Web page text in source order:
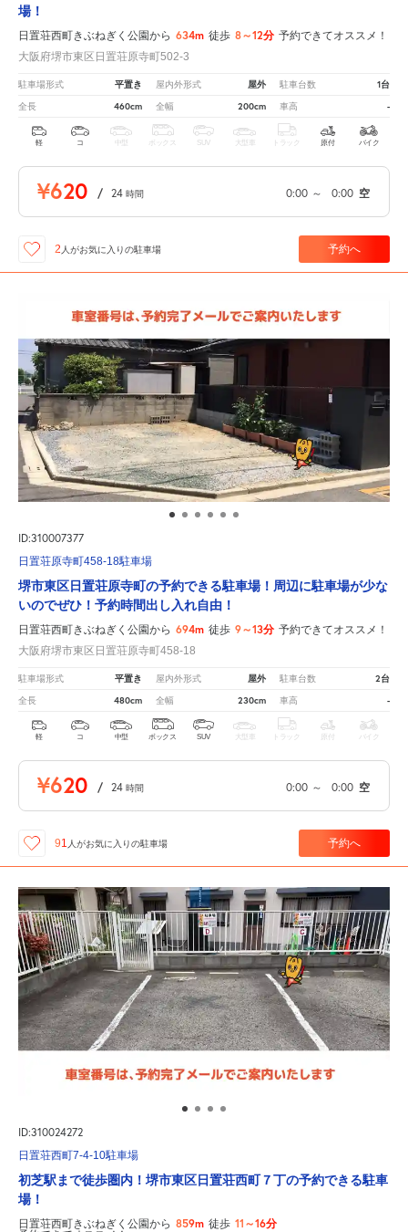
場！
日置荘西町きぶねぎく公園から 634m 徒歩 8～12分 予約できてオススメ！
大阪府堺市東区日置荘原寺町502-3
駐車場形式 平置き 屋内外形式 屋外 駐車台数 1台
全長 460cm 全幅 200cm 車高 -
軽 コ 中型 ボックス SUV 大型車 トラック 原付 バイク
¥620 / 24 時間 0:00 ～ 0:00 空
2 人がお気に入りの駐車場 予約へ
ID:310007377
日置荘原寺町458-18駐車場
堺市東区日置荘原寺町の予約できる駐車場！周辺に駐車場が少な
いのでぜひ！予約時間出し入れ自由！
日置荘西町きぶねぎく公園から 694m 徒歩 9～13分 予約できてオススメ！
大阪府堺市東区日置荘原寺町458-18
駐車場形式 平置き 屋内外形式 屋外 駐車台数 2台
全長 480cm 全幅 230cm 車高 -
軽 コ 中型 ボックス SUV 大型車 トラック 原付 バイク
¥620 / 24 時間 0:00 ～ 0:00 空
91 人がお気に入りの駐車場 予約へ
ID:310024272
日置荘西町7-4-10駐車場
初芝駅まで徒歩圏内！堺市東区日置荘西町７丁の予約できる駐車
場！
日置荘西町きぶねぎく公園から 859m 徒歩 11～16分